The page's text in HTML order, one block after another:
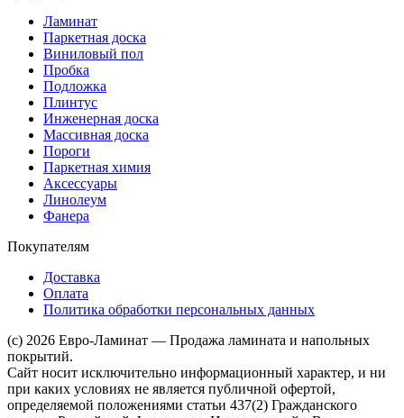
Ламинат
Паркетная доска
Виниловый пол
Пробка
Подложка
Плинтус
Инженерная доска
Массивная доска
Пороги
Паркетная химия
Аксессуары
Линолеум
Фанера
Покупателям
Доставка
Оплата
Политика обработки персональных данных
(c) 2026 Евро-Ламинат — Продажа ламината и напольных
покрытий.
Сайт носит исключительно информационный характер, и ни
при каких условиях не является публичной офертой,
определяемой положениями статьи 437(2) Гражданского